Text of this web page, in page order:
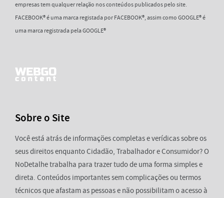
empresas tem qualquer relação nos conteúdos publicados pelo site.
FACEBOOK® é uma marca registada por FACEBOOK®, assim como GOOGLE® é
uma marca registrada pela GOOGLE®
Sobre o Site
Você está atrás de informações completas e verídicas sobre os
seus direitos enquanto Cidadão, Trabalhador e Consumidor? O
NoDetalhe trabalha para trazer tudo de uma forma simples e
direta. Conteúdos importantes sem complicações ou termos
técnicos que afastam as pessoas e não possibilitam o acesso à